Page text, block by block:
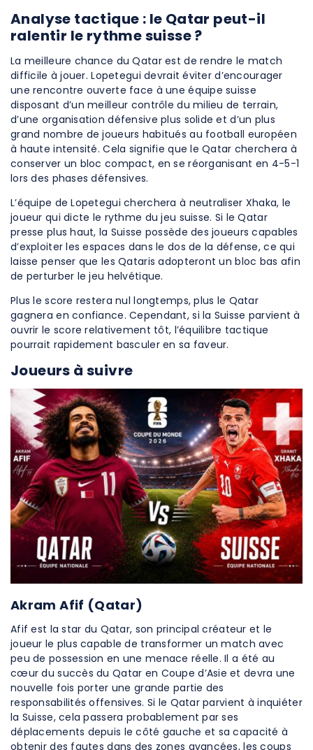
Analyse tactique : le Qatar peut-il
ralentir le rythme suisse ?
La meilleure chance du Qatar est de rendre le match
difficile à jouer. Lopetegui devrait éviter d’encourager
une rencontre ouverte face à une équipe suisse
disposant d’un meilleur contrôle du milieu de terrain,
d’une organisation défensive plus solide et d’un plus
grand nombre de joueurs habitués au football européen
à haute intensité. Cela signifie que le Qatar cherchera à
conserver un bloc compact, en se réorganisant en 4-5-1
lors des phases défensives.
L’équipe de Lopetegui cherchera à neutraliser Xhaka, le
joueur qui dicte le rythme du jeu suisse. Si le Qatar
presse plus haut, la Suisse possède des joueurs capables
d’exploiter les espaces dans le dos de la défense, ce qui
laisse penser que les Qataris adopteront un bloc bas afin
de perturber le jeu helvétique.
Plus le score restera nul longtemps, plus le Qatar
gagnera en confiance. Cependant, si la Suisse parvient à
ouvrir le score relativement tôt, l’équilibre tactique
pourrait rapidement basculer en sa faveur.
Joueurs à suivre
Akram Afif (Qatar)
Afif est la star du Qatar, son principal créateur et le
joueur le plus capable de transformer un match avec
peu de possession en une menace réelle. Il a été au
cœur du succès du Qatar en Coupe d’Asie et devra une
nouvelle fois porter une grande partie des
responsabilités offensives. Si le Qatar parvient à inquiéter
la Suisse, cela passera probablement par ses
déplacements depuis le côté gauche et sa capacité à
obtenir des fautes dans des zones avancées, les coups